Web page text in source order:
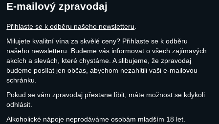
E-mailový zpravodaj
Přihlaste se k odběru našeho newsletteru
Milujete kvalitní vína za skvělé ceny? Přihlaste se k odběru
našeho newsletteru. Budeme vás informovat o všech zajímavých
akcích a slevách, které chystáme. A slibujeme, že zpravodaj
budeme posílat jen občas, abychom nezahltili vaši e-mailovou
schránku.
Pokud se vám zpravodaj přestane líbit, máte možnost se kdykoli
odhlásit.
Alkoholické nápoje neprodáváme osobám mladším 18 let.